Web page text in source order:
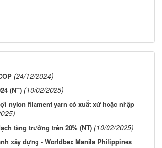
(24/12/2024)
(NT) (10/02/2025)
nylon filament yarn có xuất xứ hoặc nhập
tăng trưởng trên 20% (NT) (10/02/2025)
xây dựng - Worldbex Manila Philippines